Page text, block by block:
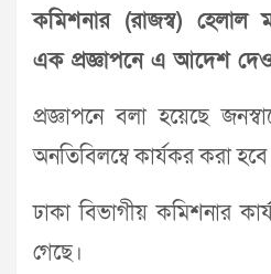
কমিশনার (রাজস্ব) হেলাল
এক প্রজ্ঞাপনে এ আদেশ
প্রজ্ঞাপনে বলা হয়েছে
অনতিবিলম্বে কার্যকর করা
ঢাকা বিভাগীয় কমিশনার
গেছে।